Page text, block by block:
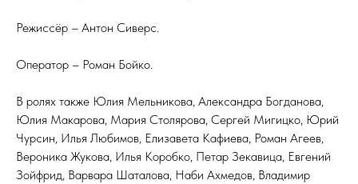
Режиссёр – Антон Сиверс.
Оператор – Роман Бойко.
В ролях также Юлия Мельникова, Александра Богданова,
Юлия Макарова, Мария Столярова, Сергей Мигицко, Юрий
Чурсин, Илья Любимов, Елизавета Кафиева, Роман Агеев,
Вероника Жукова, Илья Коробко, Петар Зекавица, Евгений
Зойфрид, Варвара Шаталова, Наби Ахмедов, Владимир